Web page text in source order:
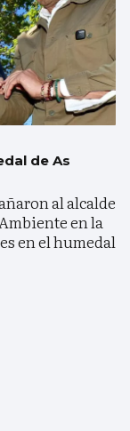
de As
al alcalde
en la
en el humedal